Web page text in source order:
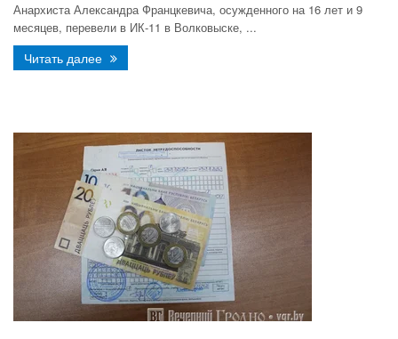
Анархиста Александра Францкевича, осужденного на 16 лет и 9
месяцев, перевели в ИК-11 в Волковыске, ...
Читать далее